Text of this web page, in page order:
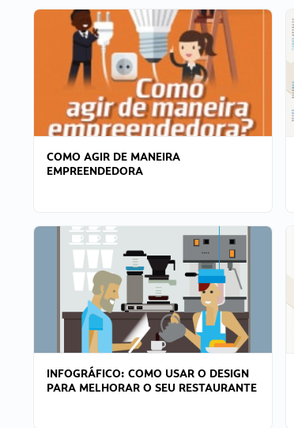
COMO AGIR DE MANEIRA
EMPREENDEDORA
INFOGRÁFICO: COMO USAR O DESIGN
PARA MELHORAR O SEU RESTAURANTE